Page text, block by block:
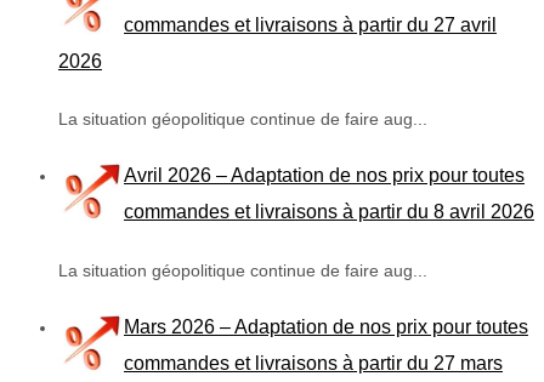
commandes et livraisons à partir du 27 avril
2026
La situation géopolitique continue de faire aug...
Avril 2026 – Adaptation de nos prix pour toutes
commandes et livraisons à partir du 8 avril 2026
La situation géopolitique continue de faire aug...
Mars 2026 – Adaptation de nos prix pour toutes
commandes et livraisons à partir du 27 mars